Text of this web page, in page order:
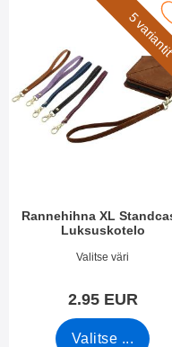
5
Rannehihna XL
Luksuskotelo
Tuote.nro 50276
Valitse väri
2.95 EUR
Valitse ...
rannehihna XL
Merkitse